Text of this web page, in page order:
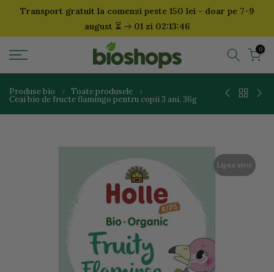
SariTransport gratuit la comenzi peste 150 lei - doar pe 7-9
august ⏳ 01 zi 02:13:46
0
Produse bio Toate produsele
Ceai bio de fructe flamingo pentru copii 3 ani, 36g
Lipsa stoc